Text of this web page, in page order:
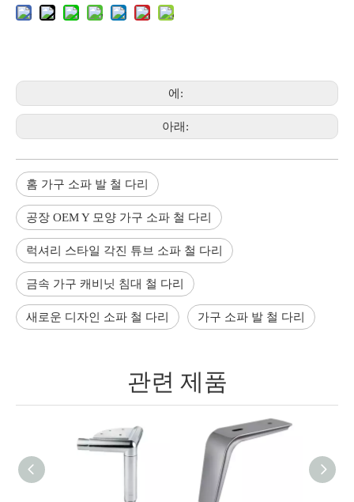
에:
아래:
홈 가구 소파 발 철 다리
공장 OEM Y 모양 가구 소파 철 다리
럭셔리 스타일 각진 튜브 소파 철 다리
금속 가구 캐비닛 침대 철 다리
새로운 디자인 소파 철 다리 가구 소파 발 철 다리
관련 제품